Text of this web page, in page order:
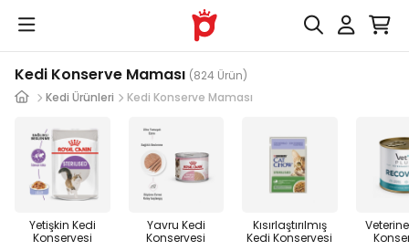
Kedi Konserve Maması (824 Ürün)
Kedi Ürünleri
Kedi Konserve Maması
Yetişkin Kedi
Konservesi
Yavru Kedi
Konservesi
Kısırlaştırılmış
Kedi Konservesi